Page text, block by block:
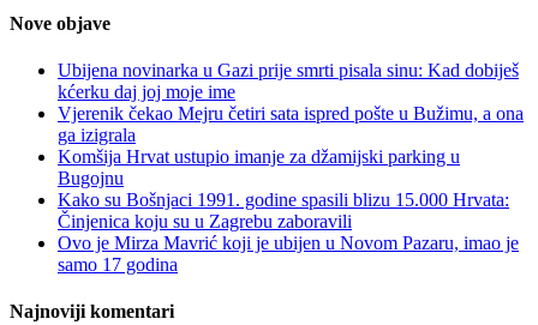
Nove objave
Ubijena novinarka u Gazi prije smrti pisala sinu: Kad dobiješ
kćerku daj joj moje ime
Vjerenik čekao Mejru četiri sata ispred pošte u Bužimu, a ona
ga izigrala
Komšija Hrvat ustupio imanje za džamijski parking u
Bugojnu
Kako su Bošnjaci 1991. godine spasili blizu 15.000 Hrvata:
Činjenica koju su u Zagrebu zaboravili
Ovo je Mirza Mavrić koji je ubijen u Novom Pazaru, imao je
samo 17 godina
Najnoviji komentari